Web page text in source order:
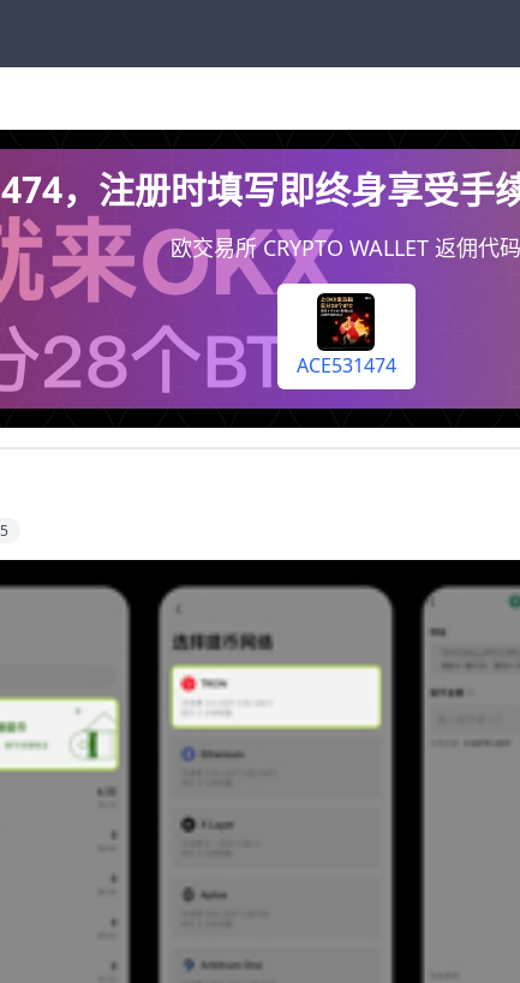
，注册时填写即终身享受手
欧交易所 CRYPTO WALLET 返佣代码
ACE531474